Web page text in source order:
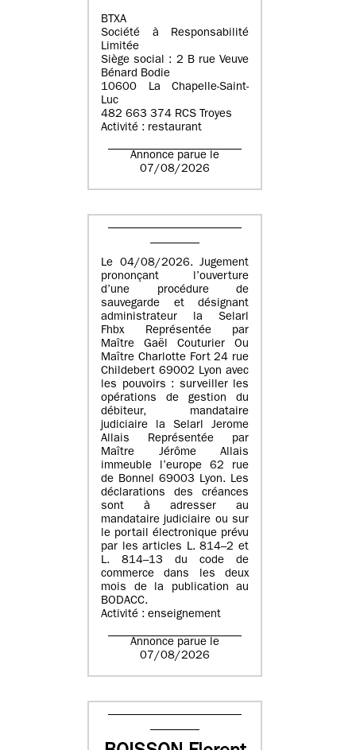
BTXA
Société à Responsabilité
Limitée
Siège social : 2 B rue Veuve
Bénard Bodie
10600 La Chapelle-Saint-
Luc
482 663 374 RCS Troyes
Activité : restaurant
Annonce parue le
07/08/2026
Le 04/08/2026. Jugement
prononçant l’ouverture
d’une procédure de
sauvegarde et désignant
administrateur la Selarl
Fhbx Représentée par
Maître Gaël Couturier Ou
Maître Charlotte Fort 24 rue
Childebert 69002 Lyon avec
les pouvoirs : surveiller les
opérations de gestion du
débiteur, mandataire
judiciaire la Selarl Jerome
Allais Représentée par
Maître Jérôme Allais
immeuble l’europe 62 rue
de Bonnel 69003 Lyon. Les
déclarations des créances
sont à adresser au
mandataire judiciaire ou sur
le portail électronique prévu
par les articles L. 814–2 et
L. 814–13 du code de
commerce dans les deux
mois de la publication au
BODACC.
Activité : enseignement
Annonce parue le
07/08/2026